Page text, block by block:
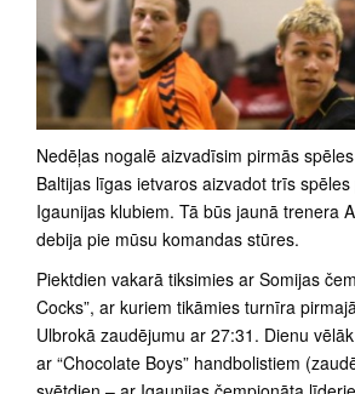
Nedēļas nogalē aizvadīsim pirmās
Baltijas līgas ietvaros aizvadot trīs
Igaunijas klubiem. Tā būs jaunā trenera
debija pie mūsu komandas stūres.
Piektdien vakarā tiksimies ar Somijas
Cocks”, ar kuriem tikāmies turnīra
Ulbrokā zaudējumu ar 27:31. Dienu
ar “Chocolate Boys” handbolistiem